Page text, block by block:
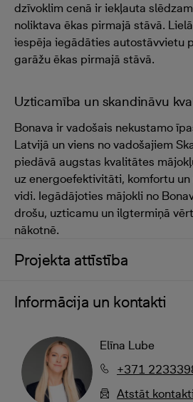
dzīvoklim cenā ir iekļauta
noliktava ēkas pirmajā stāvā.
iespēja iegādāties autostāvvietu
garāžu ēkas pirmajā stāvā.
Uzticamība un skandināvu
Bonava ir vadošais nekustamo
Latvijā un viens no vadošajiem
piedāvā augstas kvalitātes
uz energoefektivitāti, komfortu
vidi. Iegādājoties mājokli no
drošu, uzticamu un ilgtermiņā
nākotnē.
Projekta attīstība
Informācija un kontakti
Elīna Lube
+371
Atstāt